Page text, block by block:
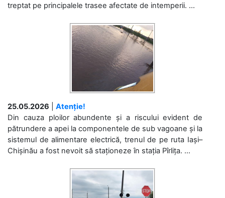
treptat pe principalele trasee afectate de intemperii. ...
25.05.2026
Atenție!
Din cauza ploilor abundente și a riscului evident de
pătrundere a apei la componentele de sub vagoane și la
sistemul de alimentare electrică, trenul de pe ruta Iași–
Chișinău a fost nevoit să staționeze în stația Pîrlița. ...